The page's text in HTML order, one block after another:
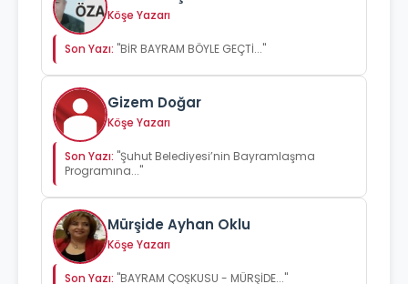
Köşe Yazarı
Son Yazı: "BİR BAYRAM BÖYLE GEÇTİ..."
Gizem Doğar
Köşe Yazarı
Son Yazı: "Şuhut Belediyesi’nin Bayramlaşma
Programına..."
Mürşide Ayhan Oklu
Köşe Yazarı
Son Yazı: "BAYRAM ÇOŞKUSU - MÜRŞİDE..."